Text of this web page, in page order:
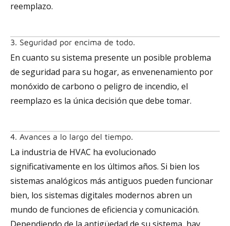
reemplazo.
3. Seguridad por encima de todo.
En cuanto su sistema presente un posible problema
de seguridad para su hogar, as envenenamiento por
monóxido de carbono o peligro de incendio, el
reemplazo es la única decisión que debe tomar.
4. Avances a lo largo del tiempo.
La industria de HVAC ha evolucionado
significativamente en los últimos años. Si bien los
sistemas analógicos más antiguos pueden funcionar
bien, los sistemas digitales modernos abren un
mundo de funciones de eficiencia y comunicación.